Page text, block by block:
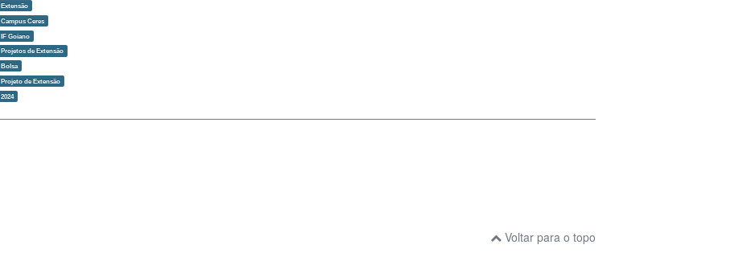
Extensão
Campus Ceres
IF Goiano
Projetos de Extensão
Bolsa
Projeto de Extensão
2024
Voltar para o topo